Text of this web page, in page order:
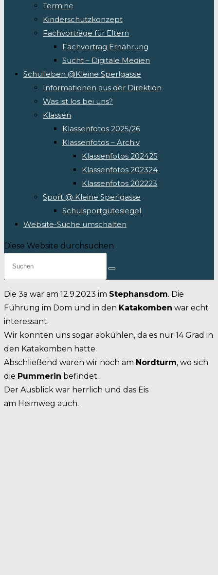
Termine
Kinderschutzkonzept
Fachvorträge für Eltern
Fachvortrag Ernährung
Sucht – Digitale Medien
Schulleben @Kleine Sperlgasse
Informationen aus der Direktion
Was ist los bei uns?
Klassen
Klassenfotos 2025/26
Klassenfotos – Archiv
Klassenfotos 202425
Klassenfotos 202324
Klassenfotos 202223
Sport @ Kleine Sperlgasse
Schulsportgütesiegel
Website-Suche umschalten
Diese Website durchsuchen
Die 3a war am 12.9.2023 im Stephansdom. Die
Führung im Dom und in den Katakomben war echt
interessant.
Wir konnten uns sogar abkühlen, da es nur 14 Grad in
den Katakomben hatte.
Abschließend waren wir noch am Nordturm, wo sich
die Pummerin befindet.
Der Ausblick war herrlich und das Eis
am Heimweg auch.